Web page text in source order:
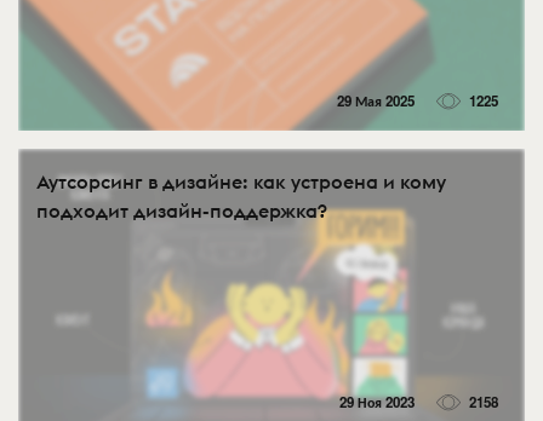
29 Мая 2025 1225
Аутсорсинг в дизайне: как устроена и кому
подходит дизайн-поддержка?
29 Ноя 2023 2158